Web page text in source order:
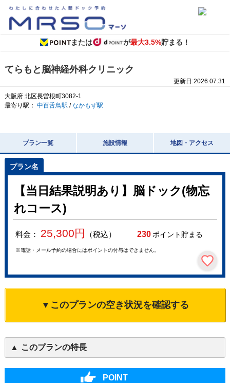
または が最大3.5%貯まる！
てらもと脳神経外科クリニック
更新日:2026.07.31
大阪府 北区長曽根町3082-1
最寄り駅： 中百舌鳥駅 /なかもず駅
プラン一覧 施設情報 地図・アクセス
【当日結果説明あり】脳ドック(物忘
れコース)
料金： 25,300円 （税込） 230ポイント貯まる
※電話・メール予約の場合にはポイントの付与はできません。
▼このプランの空き状況を確認する
このプランの特長
POINT